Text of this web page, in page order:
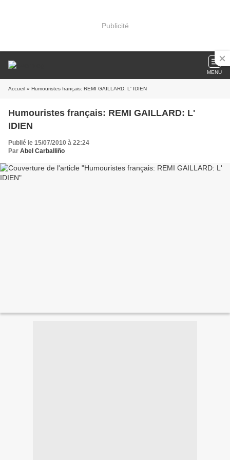
Publicité
MENU
Accueil » Humouristes français: REMI GAILLARD: L' IDIEN
Humouristes français: REMI GAILLARD: L'
IDIEN
Publié le 15/07/2010 à 22:24
Par Abel Carballiño